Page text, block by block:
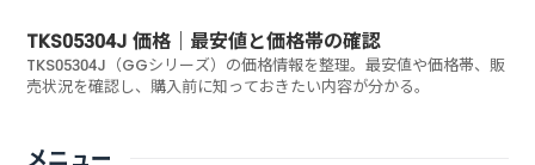
TKS05304J 価格｜最安値と価格帯の確認
TKS05304J（GGシリーズ）の価格情報を整理。最安値や価格帯、販
売状況を確認し、購入前に知っておきたい内容が分かる。
メニュー